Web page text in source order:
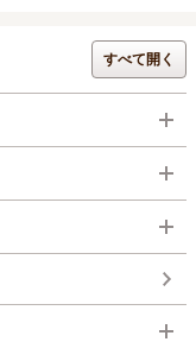
すべて開く